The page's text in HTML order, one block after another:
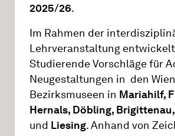
2025/26.
Im Rahmen der
Lehrveranstaltung
Studierende Vorschläge für
Neugestaltungen in den
Bezirksmuseen in Mariahilf,
Hernals, Döbling,
und Liesing. Anhand von